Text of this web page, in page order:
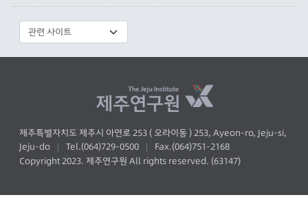
제주특별자치도 제주시 아연로 253 ( 오라이동 ) 253, Ayeon-ro, Jeju-si,
Jeju-do
Tel.(064)729-0500
Fax.(064)751-2168
Copyright 2023. 제주연구원 All rights reserved. (63147)